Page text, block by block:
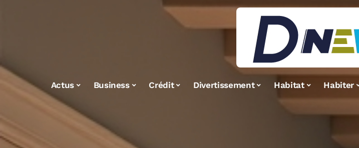
Actus Business Crédit Divertissement Habitat Habiter